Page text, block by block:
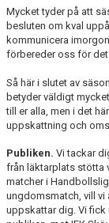
Mycket tyder på att
besluten om kval
kommunicera
förbereder oss för det
Så här i slutet av
betyder väldigt
till er alla, men i det
uppskattning och
Publiken. Vi tackar
från läktarplats stötta
matcher i
ungdomsmatch, vill vi
uppskattar dig. Vi fick